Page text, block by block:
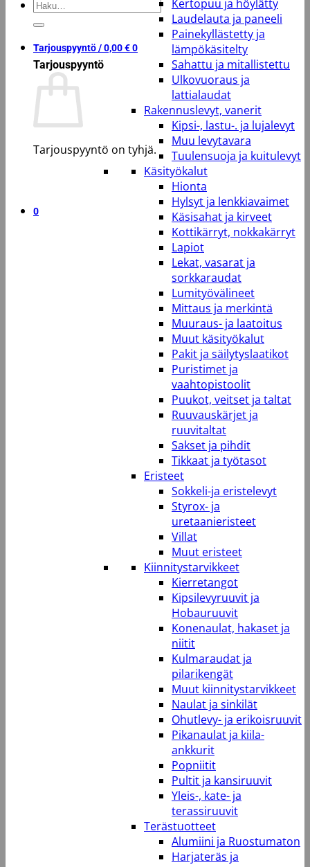
Etsi:
Tarjouspyyntö /0,00€0
Tarjouspyyntö
Tarjouspyyntö on tyhjä.
0
Kertopuu ja höylätty
Laudelauta ja paneeli
Painekyllästetty ja
lämpökäsitelty
Sahattu ja mitallistettu
Ulkovuoraus ja
lattialaudat
Rakennuslevyt, vanerit
Kipsi-, lastu-. ja lujalevyt
Muu levytavara
Tuulensuoja ja kuitulevyt
Käsityökalut
Hionta
Hylsyt ja lenkkiavaimet
Käsisahat ja kirveet
Kottikärryt, nokkakärryt
Lapiot
Lekat, vasarat ja
sorkkaraudat
Lumityövälineet
Mittaus ja merkintä
Muuraus- ja laatoitus
Muut käsityökalut
Pakit ja säilytyslaatikot
Puristimet ja
vaahtopistoolit
Puukot, veitset ja taltat
Ruuvauskärjet ja
ruuvitaltat
Sakset ja pihdit
Tikkaat ja työtasot
Eristeet
Sokkeli-ja eristelevyt
Styrox- ja
uretaanieristeet
Villat
Muut eristeet
Kiinnitystarvikkeet
Kierretangot
Kipsilevyruuvit ja
Hobauruuvit
Konenaulat, hakaset ja
niitit
Kulmaraudat ja
pilarikengät
Muut kiinnitystarvikkeet
Naulat ja sinkilät
Ohutlevy- ja erikoisruuvit
Pikanaulat ja kiila-
ankkurit
Popniitit
Pultit ja kansiruuvit
Yleis-, kate- ja
terassiruuvit
Terästuotteet
Alumiini ja Ruostumaton
Harjateräs ja